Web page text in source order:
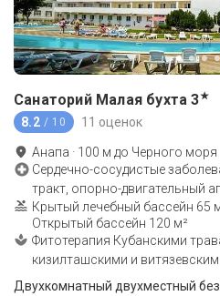
Санаторий Малая бухта 3★
8.2 / 10 11 оценок
Анапа · 100 м до Черного моря
Сердечно-сосудистые
тракт, опорно-двигательный
Крытый лечебный бассейн 65
Открытый бассейн 120 м²
Фитотерапия Кубанскими
кизилташскими и
Двухкомнатный двухместный без